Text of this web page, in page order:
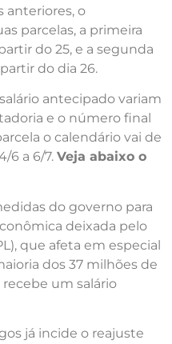
anteriores, o
parcelas, a primeira
do 25, e a segunda
do dia 26.
antecipado variam
e o número final
o calendário vai de
6 a 6/7. Veja abaixo o
do governo para
deixada pelo
que afeta em especial
dos 37 milhões de
um salário
já incide o reajuste